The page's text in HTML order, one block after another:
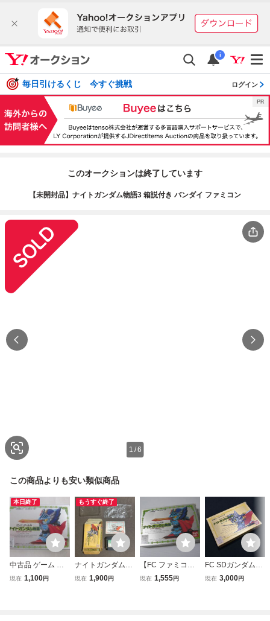
i
毎日引けるくじ 今すぐ挑戦 ログイン
このオークションは終了しています
【未開封品】ナイトガンダム物語3 箱説付き バンダイ ファミコン
1 /6
この商品よりも安い類似商品
本日終了
中古品 ゲーム フ
ァミコン ソフト S
現在 1,100円
もうすぐ終了
ナイトガンダム物
語2 箱説付きフ
現在 1,900円
【FC ファミコン
ソフト】SDガン
現在 1,555円
FC SDガンダム外
伝 ナイトガンダム
現在 3,000円